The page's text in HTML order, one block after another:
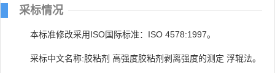
采标情况
本标准修改采用ISO国际标准：ISO 4578:1997。
采标中文名称:胶粘剂 高强度胶粘剂剥离强度的测定 浮辊法。